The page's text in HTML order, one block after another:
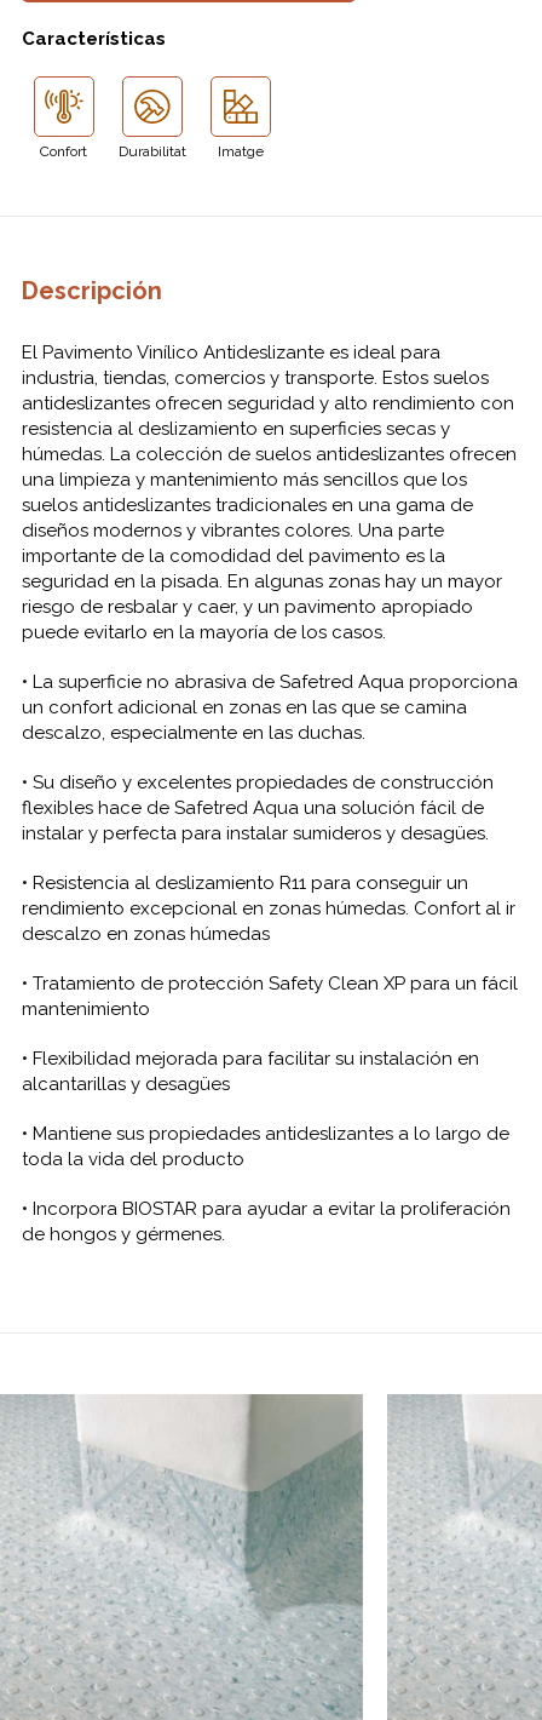
Características
Confort Durabilitat Imatge
Descripción
El Pavimento Vinílico Antideslizante es ideal para
industria, tiendas, comercios y transporte. Estos suelos
antideslizantes ofrecen seguridad y alto rendimiento con
resistencia al deslizamiento en superficies secas y
húmedas. La colección de suelos antideslizantes ofrecen
una limpieza y mantenimiento más sencillos que los
suelos antideslizantes tradicionales en una gama de
diseños modernos y vibrantes colores. Una parte
importante de la comodidad del pavimento es la
seguridad en la pisada. En algunas zonas hay un mayor
riesgo de resbalar y caer, y un pavimento apropiado
puede evitarlo en la mayoría de los casos.
• La superficie no abrasiva de Safetred Aqua proporciona
un confort adicional en zonas en las que se camina
descalzo, especialmente en las duchas.
• Su diseño y excelentes propiedades de construcción
flexibles hace de Safetred Aqua una solución fácil de
instalar y perfecta para instalar sumideros y desagües.
• Resistencia al deslizamiento R11 para conseguir un
rendimiento excepcional en zonas húmedas. Confort al ir
descalzo en zonas húmedas
• Tratamiento de protección Safety Clean XP para un fácil
mantenimiento
• Flexibilidad mejorada para facilitar su instalación en
alcantarillas y desagües
• Mantiene sus propiedades antideslizantes a lo largo de
toda la vida del producto
• Incorpora BIOSTAR para ayudar a evitar la proliferación
de hongos y gérmenes.